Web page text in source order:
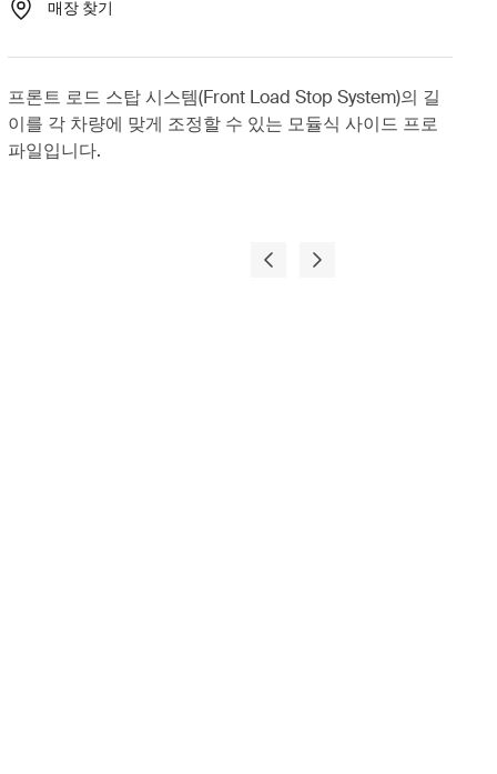
매장 찾기
프론트 로드 스탑 시스템(Front Load Stop System)의 길
이를 각 차량에 맞게 조정할 수 있는 모듈식 사이드 프로
파일입니다.